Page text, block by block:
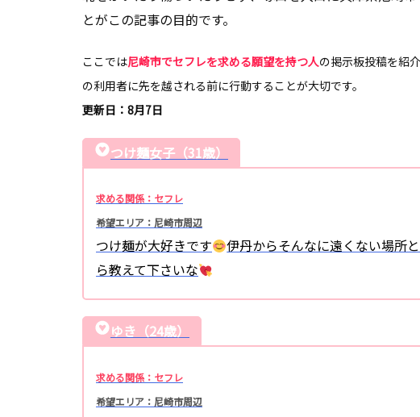
とがこの記事の目的です。
ここでは尼崎市でセフレを求める願望を持つ人の掲示板投稿を紹
の利用者に先を越される前に行動することが大切です。
更新日：8月7日
つけ麺女子（31歳）
求める関係：セフレ
希望エリア：尼崎市周辺
つけ麺が大好きです
伊丹からそんなに遠くない場所
ら教えて下さいな
ゆき（24歳）
求める関係：セフレ
希望エリア：尼崎市周辺